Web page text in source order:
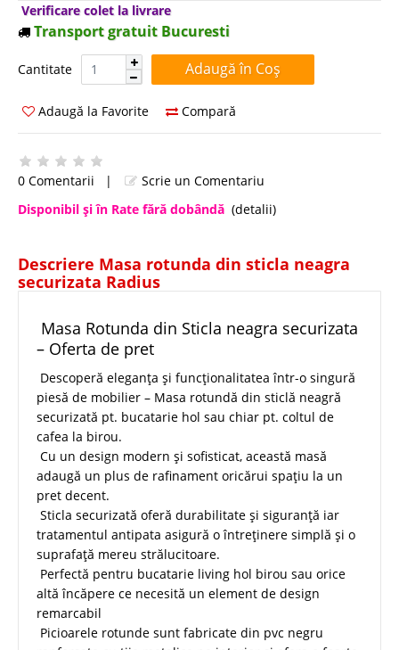
Verificare colet la livrare
Transport gratuit Bucuresti
Cantitate Cantitate:
Adaugă la Favorite Compară
0 Comentarii |
Scrie un Comentariu
Disponibil şi în Rate fără dobândă (detalii)
Descriere Masa rotunda din sticla neagra
securizata Radius
Masa Rotunda din Sticla neagra securizata
– Oferta de pret
Descoperă eleganța și funcționalitatea într-o singură
piesă de mobilier – Masa rotundă din sticlă neagră
securizată pt. bucatarie hol sau chiar pt. coltul de
cafea la birou.
Cu un design modern și sofisticat, această masă
adaugă un plus de rafinament oricărui spațiu la un
pret decent.
Sticla securizată oferă durabilitate și siguranță iar
tratamentul antipata asigură o întreținere simplă și o
suprafață mereu strălucitoare.
Perfectă pentru bucatarie living hol birou sau orice
altă încăpere ce necesită un element de design
remarcabil
Picioarele rotunde sunt fabricate din pvc negru